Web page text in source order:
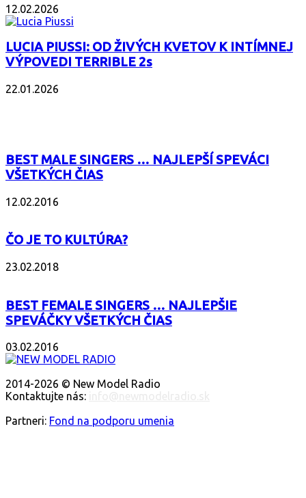
12.02.2026
LUCIA PIUSSI: OD ŽIVÝCH KVETOV K INTÍMNEJ
VÝPOVEDI TERRIBLE 2s
22.01.2026
BEST MALE SINGERS … NAJLEPŠÍ SPEVÁCI
VŠETKÝCH ČIAS
12.02.2016
ČO JE TO KULTÚRA?
23.02.2018
BEST FEMALE SINGERS … NAJLEPŠIE
SPEVÁČKY VŠETKÝCH ČIAS
03.02.2016
2014-2026 © New Model Radio
Kontaktujte nás:
Partneri: Fond na podporu umenia